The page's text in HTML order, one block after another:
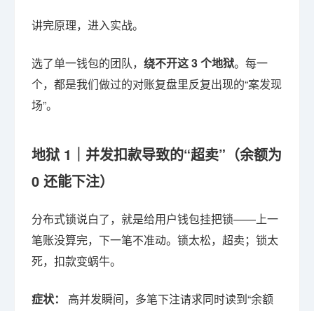
讲完原理，进入实战。
选了单一钱包的团队， 绕不开这 3 个地狱。每一
个，都是我们做过的对账复盘里反复出现的“案发现
场”。
地狱 1｜并发扣款导致的“超卖”（余额为
0 还能下注）
分布式锁说白了，就是给用户钱包挂把锁——上一
笔账没算完，下一笔不准动。锁太松，超卖；锁太
死，扣款变蜗牛。
症状：
高并发瞬间，多笔下注请求同时读到“余额